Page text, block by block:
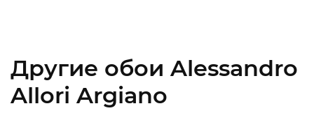
Другие обои Alessandro
Allori Argiano